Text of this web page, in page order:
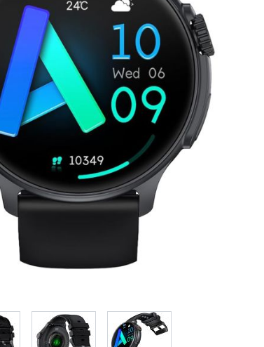
larger imageView larger imageView larger image